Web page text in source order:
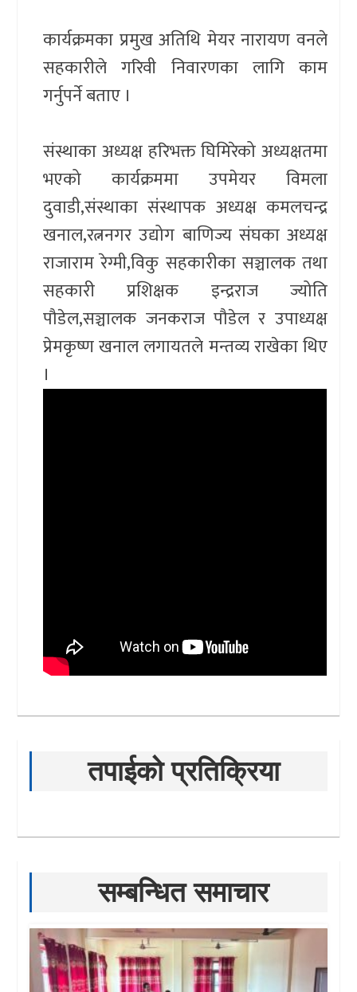
कार्यक्रमका प्रमुख अतिथि मेयर नारायण वनले
सहकारीले गरिवी निवारणका लागि काम
गर्नुपर्ने बताए ।
संस्थाका अध्यक्ष हरिभक्त घिमिरेको अध्यक्षतमा
भएको कार्यक्रममा उपमेयर विमला
दुवाडी,संस्थाका संस्थापक अध्यक्ष कमलचन्द्र
खनाल,रत्ननगर उद्योग बाणिज्य संघका अध्यक्ष
राजाराम रेग्मी,विकु सहकारीका सञ्चालक तथा
सहकारी प्रशिक्षक इन्द्रराज ज्योति
पौडेल,सञ्चालक जनकराज पौडेल र उपाध्यक्ष
प्रेमकृष्ण खनाल लगायतले मन्तव्य राखेका थिए
।
तपाईको प्रतिक्रिया
सम्बन्धित समाचार